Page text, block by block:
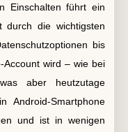
Einschalten führt ein
durch die wichtigsten
bis
Account wird – wie bei
aber heutzutage
Android-Smartphone
und ist in wenigen